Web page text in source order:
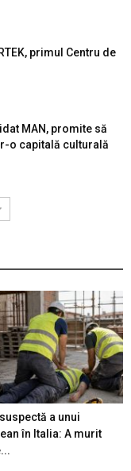
primul Centru de
MAN, promite să
o capitală culturală
a unui
în Italia: A murit